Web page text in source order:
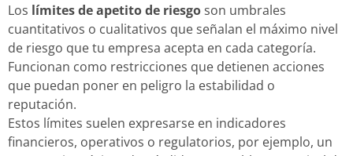
Los límites de apetito de riesgoson umbrales
cuantitativos o cualitativos que señalan el máximo nivel
de riesgo que tu empresa acepta en cada categoría.
Funcionan como restricciones que detienen acciones
que puedan poner en peligro la estabilidad o
reputación.
Estos límites suelen expresarse en indicadores
financieros, operativos o regulatorios, por ejemplo, un